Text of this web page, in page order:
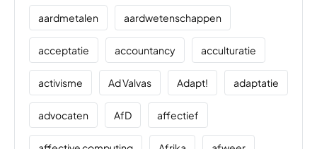
aardmetalen aardwetenschappen
acceptatie accountancy acculturatie
activisme Ad Valvas Adapt! adaptatie
advocaten AfD affectief